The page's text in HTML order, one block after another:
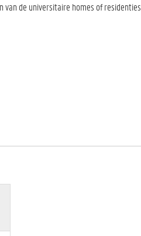
de universitaire homes of residenties.